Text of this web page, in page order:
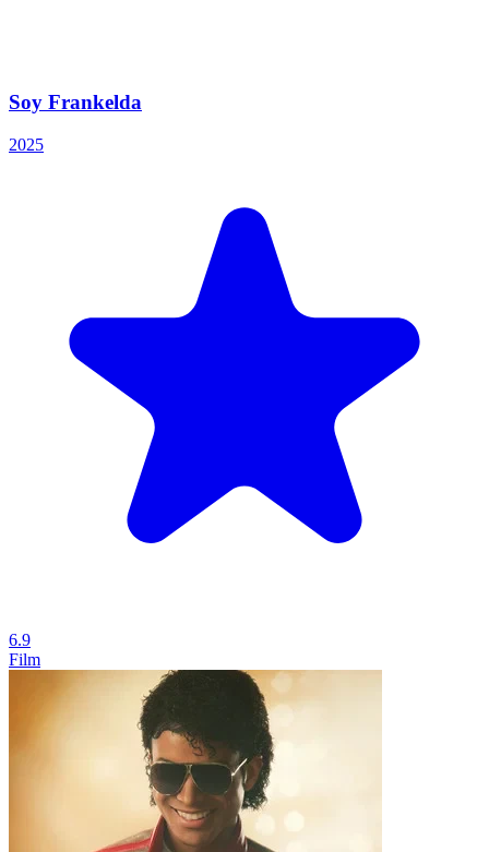
Soy Frankelda
2025
6.9
Film